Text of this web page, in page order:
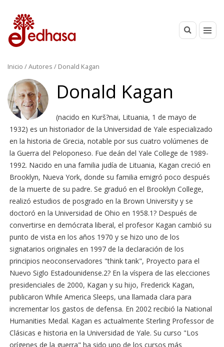
Inicio / Autores / Donald Kagan
Donald Kagan
(nacido en Kurš?nai, Lituania, 1 de mayo de
1932) es un historiador de la Universidad de Yale especializado
en la historia de Grecia, notable por sus cuatro volúmenes de
la Guerra del Peloponeso. Fue deán del Yale College de 1989-
1992. Nacido en una familia judía de Lituania, Kagan creció en
Brooklyn, Nueva York, donde su familia emigró poco después
de la muerte de su padre. Se graduó en el Brooklyn College,
realizó estudios de posgrado en la Brown University y se
doctoró en la Universidad de Ohio en 1958.1? Después de
convertirse en demócrata liberal, el profesor Kagan cambió su
punto de vista en los años 1970 y se hizo uno de los
signatarios originales en 1997 de la declaración de los
principios neoconservadores "think tank", Proyecto para el
Nuevo Siglo Estadounidense.2? En la víspera de las elecciones
presidenciales de 2000, Kagan y su hijo, Frederick Kagan,
publicaron While America Sleeps, una llamada clara para
incrementar los gastos de defensa. En 2002 recibió la National
Humanities Medal. Kagan es actualmente Sterling Professor de
Clásicas e historia en la Universidad de Yale. Su curso "Los
orígenes de la guerra" ha sido uno de los cursos más